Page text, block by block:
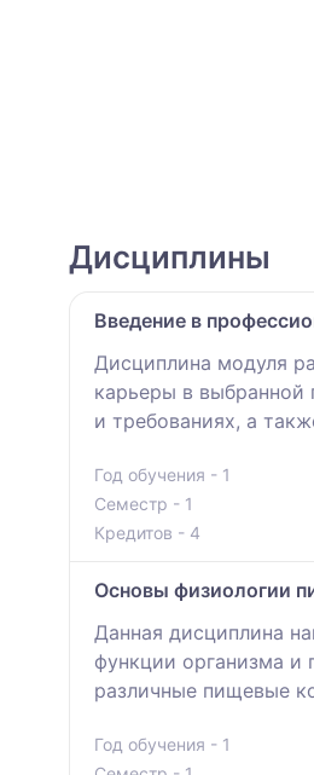
Дисциплины
Введение в
Дисциплина модуля
карьеры в выбранной
и требованиях, а
Год обучения - 1
Семестр - 1
Кредитов - 4
Основы физиологии
Данная дисциплина
функции организма и
различные пищевые
Год обучения - 1